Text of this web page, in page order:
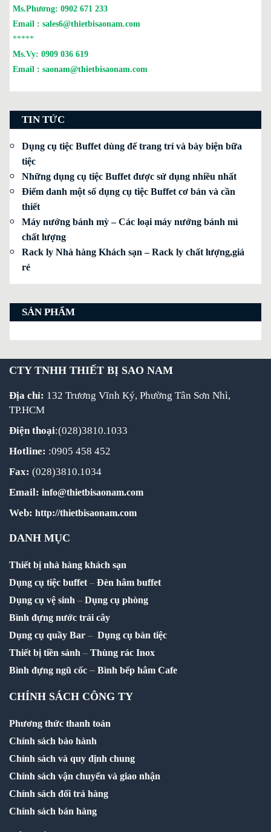
Ms.Phương: 0902 671 233
Email : sales6@thietbisaonam.com
*****
Ms.Vy: 0909 036 619
Email : saonam@thietbisaonam.com
TIN TỨC
Dụng cụ tiệc Buffet dùng để trang trí và bày biện bữa
tiệc
Những dụng cụ tiệc Buffet được sử dụng nhiều nhất
Điểm danh một số dụng cụ tiệc Buffet cơ bản và cần
thiết
Máy nướng bánh mỳ – Các loại máy nướng bánh mì
chất lượng
Rack ly Nhà hàng Khách sạn – Rack ly chất lượng,giá
rẻ
SẢN PHẨM
CTY TNHH THIẾT BỊ SAO NAM
Địa chỉ: 132 Trương Vĩnh Ký, Phường Tân Sơn Nhì,
TP.HCM
Điện thoại:(028)3810.1033
Hotline: :0905 458 452
Fax: (028)3810.1034
Email: info@thietbisaonam.com
Web: http://thietbisaonam.com
DANH MỤC
Thiết bị nhà hàng khách sạn
Dụng cụ tiệc buffet – Đèn hâm buffet
Dụng cụ vệ sinh – Dụng cụ phòng
Bình đựng nước trái cây
Dụng cụ quầy Bar – Dụng cụ bàn tiệc
Thiết bị tiền sảnh – Thùng rác Inox
Bình đựng ngũ cốc – Bình bếp hâm Cafe
CHÍNH SÁCH CÔNG TY
Phương thức thanh toán
Chính sách bảo hành
Chính sách và quy định chung
Chính sách vận chuyển và giao nhận
Chính sách đổi trả hàng
Chính sách bán hàng